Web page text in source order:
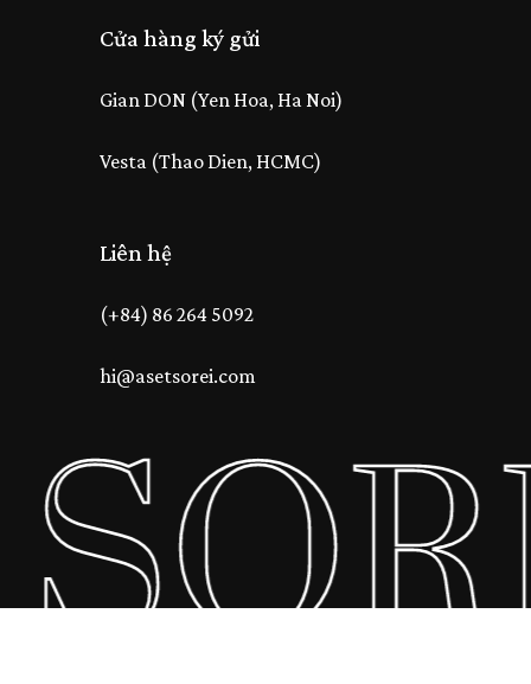
Tổng số phụ:
Xem Giỏ Hàng Thanh Toán
Cửa hàng ký gửi
Gian DON (Yen Hoa, Ha Noi)
Vesta (Thao Dien, HCMC)
Liên hệ
(+84) 86 264 5092
hi@asetsorei.com